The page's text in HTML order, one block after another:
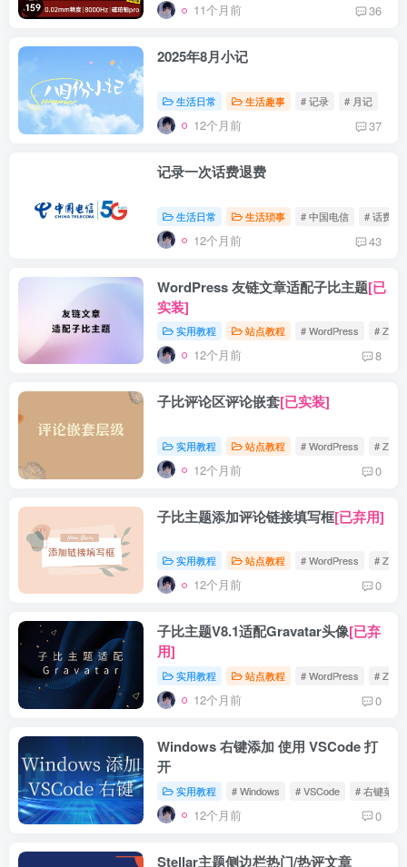
11个月前 36
2025年8月小记
生活日常 生活趣事 # 记录 # 月记
12个月前 37
记录一次话费退费
生活日常 生活琐事 # 中国电信 # 话费
12个月前 43
WordPress 友链文章适配子比主题[已
实装]
实用教程 站点教程 # WordPress # Zibll
12个月前 8
子比评论区评论嵌套[已实装]
实用教程 站点教程 # WordPress # Zibll
12个月前 0
子比主题添加评论链接填写框[已弃用]
实用教程 站点教程 # WordPress # Zibll
12个月前 0
子比主题V8.1适配Gravatar头像[已弃
用]
实用教程 站点教程 # WordPress # Zibll
12个月前 0
Windows 右键添加 使用 VSCode 打
开
实用教程 # Windows # VSCode # 右键菜单
12个月前 0
Stellar主题侧边栏热门/热评文章